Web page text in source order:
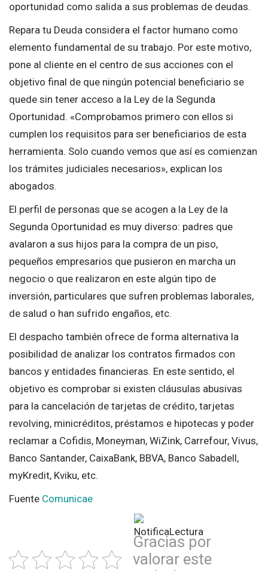
oportunidad como salida a sus problemas de deudas.
Repara tu Deuda considera el factor humano como
elemento fundamental de su trabajo. Por este motivo,
pone al cliente en el centro de sus acciones con el
objetivo final de que ningún potencial beneficiario se
quede sin tener acceso a la Ley de la Segunda
Oportunidad. «Comprobamos primero con ellos si
cumplen los requisitos para ser beneficiarios de esta
herramienta. Solo cuando vemos que así es comienzan
los trámites judiciales necesarios», explican los
abogados.
El perfil de personas que se acogen a la Ley de la
Segunda Oportunidad es muy diverso: padres que
avalaron a sus hijos para la compra de un piso,
pequeños empresarios que pusieron en marcha un
negocio o que realizaron en este algún tipo de
inversión, particulares que sufren problemas laborales,
de salud o han sufrido engaños, etc.
El despacho también ofrece de forma alternativa la
posibilidad de analizar los contratos firmados con
bancos y entidades financieras. En este sentido, el
objetivo es comprobar si existen cláusulas abusivas
para la cancelación de tarjetas de crédito, tarjetas
revolving, minicréditos, préstamos e hipotecas y poder
reclamar a Cofidis, Moneyman, WiZink, Carrefour, Vivus,
Banco Santander, CaixaBank, BBVA, Banco Sabadell,
myKredit, Kviku, etc.
Fuente Comunicae
Gracias por
valorar este